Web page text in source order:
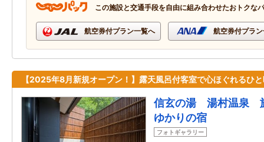
この施設と交通手段を自由に組み合わせたおトクな
航空券付プラン一覧へ 航空券付プラ
【2025年8月新規オープン！】露天風呂付客室で心ほぐれるひ
信玄の湯 湯村温泉
ゆかりの宿
フォトギャラリー